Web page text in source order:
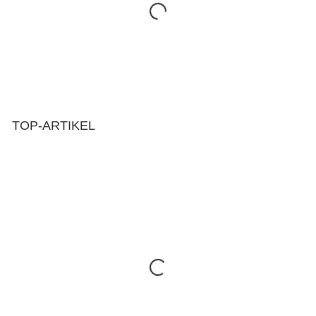
TOP-ARTIKEL